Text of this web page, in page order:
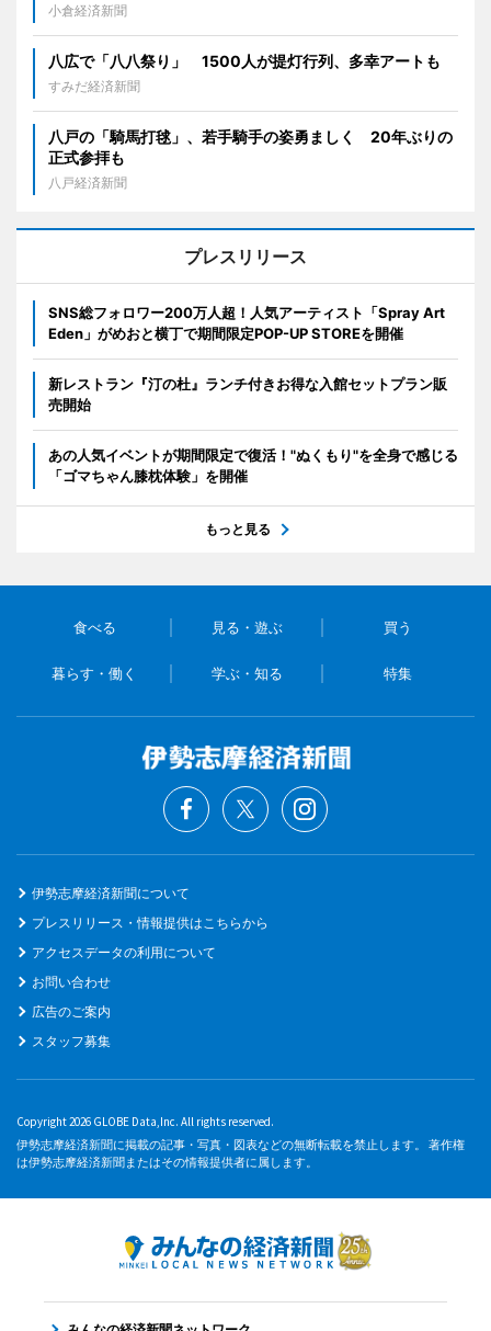
小倉経済新聞
八広で「八八祭り」 1500人が提灯行列、多幸アートも
すみだ経済新聞
八戸の「騎馬打毬」、若手騎手の姿勇ましく 20年ぶりの
正式参拝も
八戸経済新聞
プレスリリース
SNS総フォロワー200万人超！人気アーティスト「Spray Art
Eden」がめおと横丁で期間限定POP-UP STOREを開催
新レストラン『汀の杜』ランチ付きお得な入館セットプラン販
売開始
あの人気イベントが期間限定で復活！"ぬくもり"を全身で感じる
「ゴマちゃん膝枕体験」を開催
もっと見る
食べる 見る・遊ぶ 買う
暮らす・働く 学ぶ・知る 特集
伊勢志摩経済新聞について
プレスリリース・情報提供はこちらから
アクセスデータの利用について
お問い合わせ
広告のご案内
スタッフ募集
Copyright 2026 GLOBE Data,Inc. All rights reserved.
伊勢志摩経済新聞に掲載の記事・写真・図表などの無断転載を禁止します。 著作権
は伊勢志摩経済新聞またはその情報提供者に属します。